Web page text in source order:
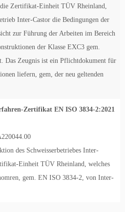
Zertifikat-Einheit TÜV Rheinland,
Inter-Castor die Bedingungen der
zur Führung der Arbeiten im Bereich
der Klasse EXC3 gem.
Das Zeugnis ist ein Pflichtdokument für
liefern, gem, der neu geltenden
Zertifikat EN ISO 3834-2:2021
des Schweisserbetriebes Inter-
Einheit TÜV Rheinland, welches
gem. EN ISO 3834-2, von Inter-